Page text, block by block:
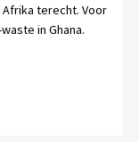
terecht. Voor
in Ghana.